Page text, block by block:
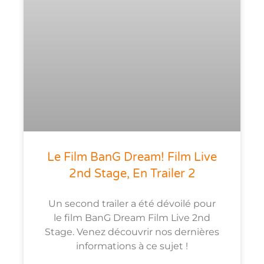
Le Film BanG Dream! Film Live
2nd Stage, En Trailer 2
Un second trailer a été dévoilé pour
le film BanG Dream Film Live 2nd
Stage. Venez découvrir nos dernières
informations à ce sujet !